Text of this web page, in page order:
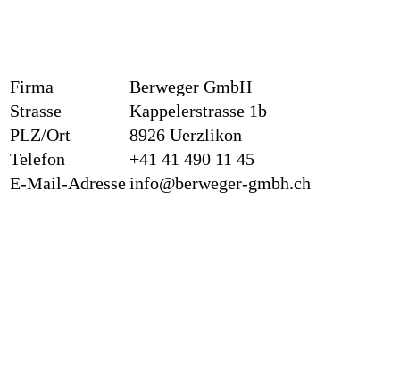
Firma
Berweger GmbH
Strasse
Kappelerstrasse 1b
PLZ/Ort
8926 Uerzlikon
Telefon
+41 41 490 11 45
E-Mail-Adresseinfo@berweger-gmbh.ch